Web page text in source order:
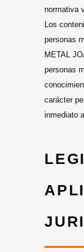
normativa
Los
personas
METAL
personas
carácter
inmediato